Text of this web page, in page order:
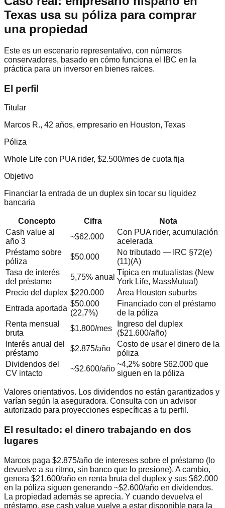
Texas usa su póliza para comprar
una propiedad
Este es un escenario representativo, con números
conservadores, basado en cómo funciona el IBC en la
práctica para un inversor en bienes raíces.
El perfil
Titular
Marcos R., 42 años, empresario en Houston, Texas
Póliza
Whole Life con PUA rider, $2.500/mes de cuota fija
Objetivo
Financiar la entrada de un duplex sin tocar su liquidez
bancaria
Concepto Cifra
Nota
Cash value al
año 3
~$62.000
Con PUA rider, acumulación
acelerada
Préstamo sobre
póliza
$50.000
No tributado — IRC §72(e)
(11)(A)
Tasa de interés
del préstamo
5,75% anual
Típica en mutualistas (New
York Life, MassMutual)
Precio del duplex $220.000
Área Houston suburbs
Entrada aportada
$50.000
(22,7%)
Financiado con el préstamo
de la póliza
Renta mensual
bruta
$1.800/mes
Ingreso del duplex
($21.600/año)
Interés anual del
préstamo
$2.875/año
Costo de usar el dinero de la
póliza
Dividendos del
CV intacto
~$2.600/año
~4,2% sobre $62.000 que
siguen en la póliza
Valores orientativos. Los dividendos no están garantizados y
varían según la aseguradora. Consulta con un advisor
autorizado para proyecciones específicas a tu perfil.
El resultado: el dinero trabajando en dos
lugares
Marcos paga $2.875/año de intereses sobre el préstamo (lo
devuelve a su ritmo, sin banco que lo presione). A cambio,
genera $21.600/año en renta bruta del duplex y sus $62.000
en la póliza siguen generando ~$2.600/año en dividendos.
La propiedad además se aprecia. Y cuando devuelva el
préstamo, ese cash value vuelve a estar disponible para la